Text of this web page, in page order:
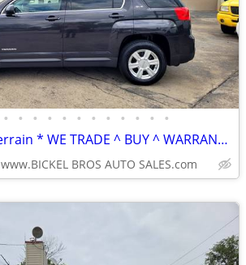
• • • • • • • • • • • •
💥💥 2015 GMC Terrain * WE TRADE ^ BUY ^ WARRANTY ^ FINANCING 💥💥
www.BICKEL BROS AUTO SALES.com